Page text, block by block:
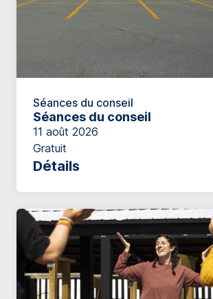
Séances du conseil
Séances du conseil
11 août 2026
Gratuit
Détails